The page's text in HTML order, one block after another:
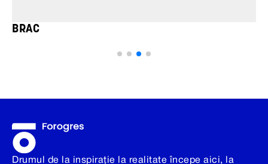
BRAC
Drumul de la inspirație la realitate începe aici, la